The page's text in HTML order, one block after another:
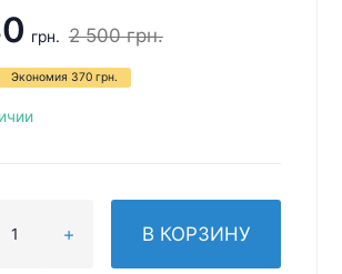
грн. 2 500 грн.
Экономия 370 грн.
В КОРЗИНУ